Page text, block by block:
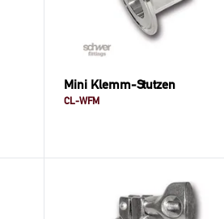
Mini Klemm-Stutzen
CL-WFM